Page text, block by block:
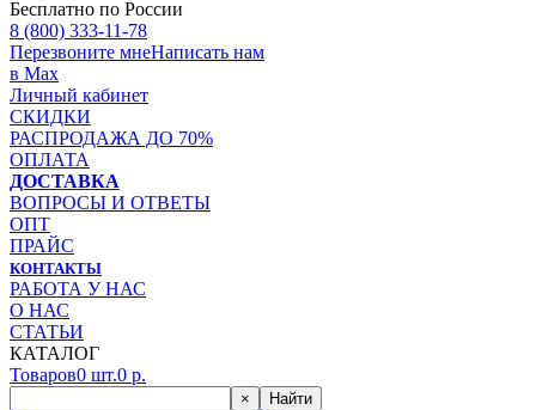
Бесплатно по России
8 (800) 333-11-78
Перезвоните мнеНаписать нам
в Max
Личный кабинет
СКИДКИ
РАСПРОДАЖА ДО 70%
ОПЛАТА
ДОСТАВКА
ВОПРОСЫ И ОТВЕТЫ
ОПТ
ПРАЙС
КОНТАКТЫ
РАБОТА У НАС
О НАС
СТАТЬИ
КАТАЛОГ
Товаров0 шт.0 р.
× Найти